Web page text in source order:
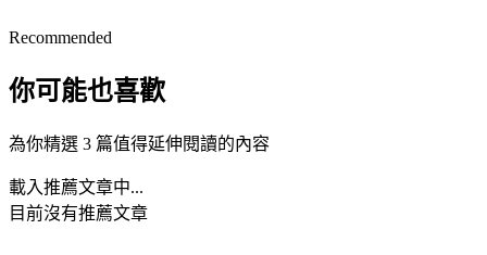
Recommended
你可能也喜歡
為你精選 3 篇值得延伸閱讀的內容
載入推薦文章中...
目前沒有推薦文章